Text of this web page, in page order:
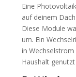
Eine
auf deinem
Diese Module
um. Ein
in
Haushalt